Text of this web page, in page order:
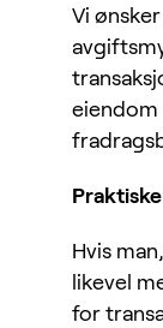
Vi
Hvis
likevel
for